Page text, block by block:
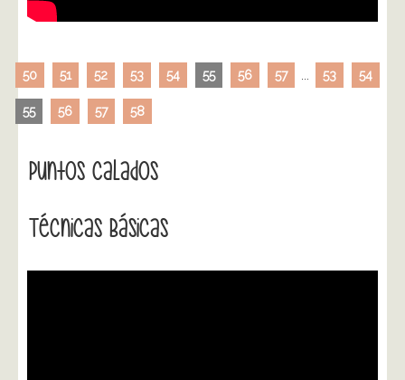
50 51 52 53 54 55 56 57 53 54
55 56 57 58
Puntos Calados
Técnicas Básicas